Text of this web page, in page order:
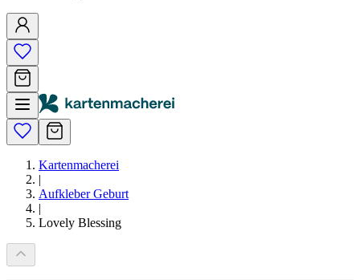
Kartenmacherei
|
Aufkleber Geburt
|
Lovely Blessing